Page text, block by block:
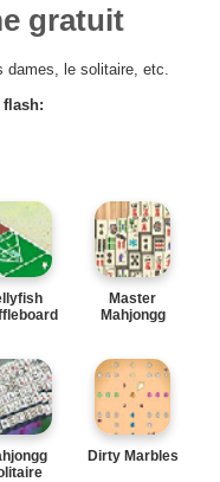
gratuit
le solitaire, etc.
flash:
Master
Mahjongg
Dirty Marbles